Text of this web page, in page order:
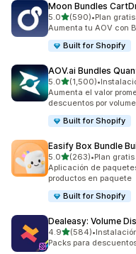
Moon Bundles
5.0de 5 estrellas
(590)
590 reseñas en total
•Plan
Aumenta tu AOV con
Built for Shopify
AOV.ai Bundles
5.0de 5 estrellas
(1,500)
1500 reseñas en total
•
Aumenta el valor
descuentos por
Built for Shopify
Easify Box Bundle
5.0de 5 estrellas
(263)
263 reseñas en total
•Plan
Aplicación de
productos en paquete
Built for Shopify
Dealeasy: Volume
4.9de 5 estrellas
(584)
584 reseñas en total
•
Packs para